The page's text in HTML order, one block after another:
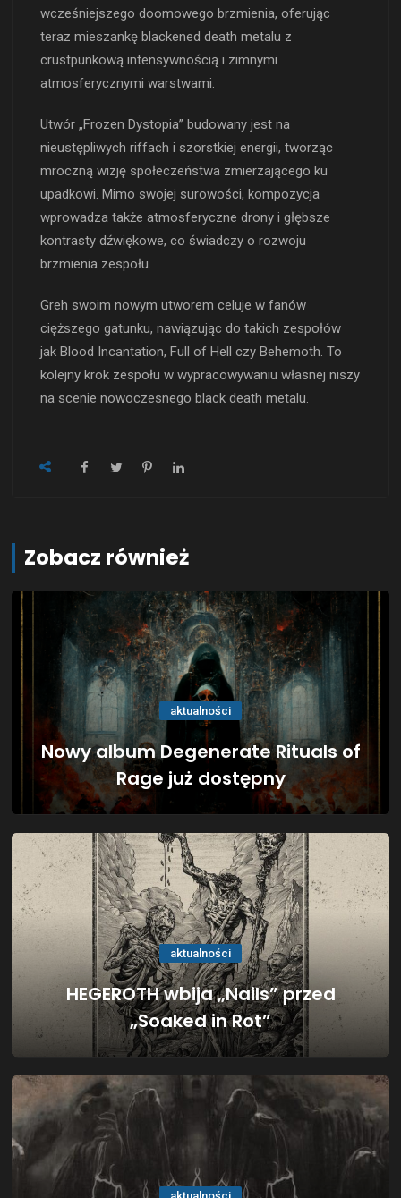
wcześniejszego doomowego brzmienia, oferując
teraz mieszankę blackened death metalu z
crustpunkową intensywnością i zimnymi
atmosferycznymi warstwami.
Utwór „Frozen Dystopia” budowany jest na
nieustępliwych riffach i szorstkiej energii, tworząc
mroczną wizję społeczeństwa zmierzającego ku
upadkowi. Mimo swojej surowości, kompozycja
wprowadza także atmosferyczne drony i głębsze
kontrasty dźwiękowe, co świadczy o rozwoju
brzmienia zespołu.
Greh swoim nowym utworem celuje w fanów
cięższego gatunku, nawiązując do takich zespołów
jak Blood Incantation, Full of Hell czy Behemoth. To
kolejny krok zespołu w wypracowywaniu własnej niszy
na scenie nowoczesnego black death metalu.
Zobacz również
aktualności
Nowy album Degenerate Rituals of
Rage już dostępny
aktualności
HEGEROTH wbija „Nails” przed
„Soaked in Rot”